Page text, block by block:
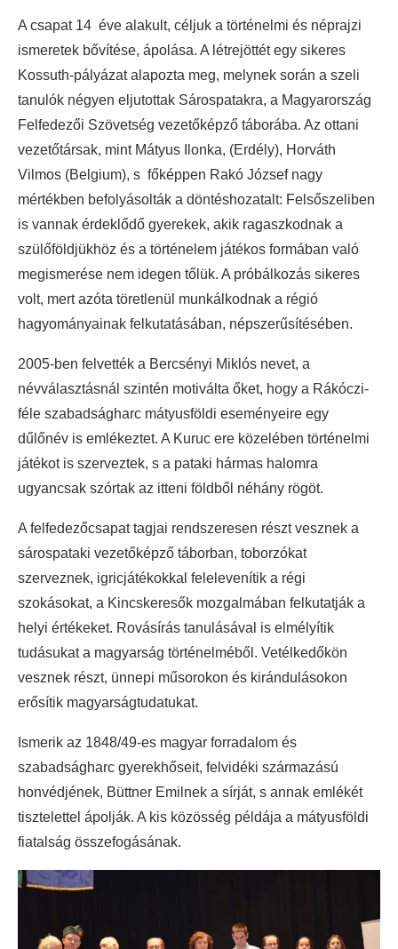
A csapat 14 éve alakult, céljuk a történelmi és néprajzi
ismeretek bővítése, ápolása. A létrejöttét egy sikeres
Kossuth-pályázat alapozta meg, melynek során a szeli
tanulók négyen eljutottak Sárospatakra, a Magyarország
Felfedezői Szövetség vezetőképző táborába. Az ottani
vezetőtársak, mint Mátyus Ilonka, (Erdély), Horváth
Vilmos (Belgium), s főképpen Rakó József nagy
mértékben befolyásolták a döntéshozatalt: Felsőszeliben
is vannak érdeklődő gyerekek, akik ragaszkodnak a
szülőföldjükhöz és a történelem játékos formában való
megismerése nem idegen tőlük. A próbálkozás sikeres
volt, mert azóta töretlenül munkálkodnak a régió
hagyományainak felkutatásában, népszerűsítésében.
2005-ben felvették a Bercsényi Miklós nevet, a
névválasztásnál szintén motiválta őket, hogy a Rákóczi-
féle szabadságharc mátyusföldi eseményeire egy
dűlőnév is emlékeztet. A Kuruc ere közelében történelmi
játékot is szerveztek, s a pataki hármas halomra
ugyancsak szórtak az itteni földből néhány rögöt.
A felfedezőcsapat tagjai rendszeresen részt vesznek a
sárospataki vezetőképző táborban, toborzókat
szerveznek, igricjátékokkal felelevenítik a régi
szokásokat, a Kincskeresők mozgalmában felkutatják a
helyi értékeket. Rovásírás tanulásával is elmélyítik
tudásukat a magyarság történelméből. Vetélkedőkön
vesznek részt, ünnepi műsorokon és kirándulásokon
erősítik magyarságtudatukat.
Ismerik az 1848/49-es magyar forradalom és
szabadságharc gyerekhőseit, felvidéki származású
honvédjének, Büttner Emilnek a sírját, s annak emlékét
tisztelettel ápolják. A kis közösség példája a mátyusföldi
fiatalság összefogásának.